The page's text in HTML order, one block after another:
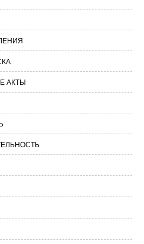
АКТЫ